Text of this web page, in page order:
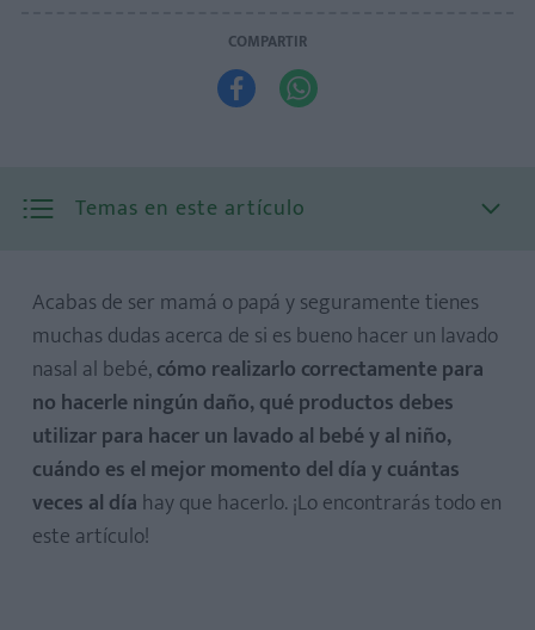
COMPARTIR
 
Temas en este artículo
Acabas de ser mamá o papá y seguramente tienes
muchas dudas acerca de si es bueno hacer un lavado
nasal al bebé,cómo realizarlo correctamente para
no hacerle ningún daño, qué productos debes
utilizar para hacer un lavado al bebé y al niño,
cuándo es el mejor momento del día y cuántas
veces al día hay que hacerlo. ¡Lo encontrarás todo en
este artículo!